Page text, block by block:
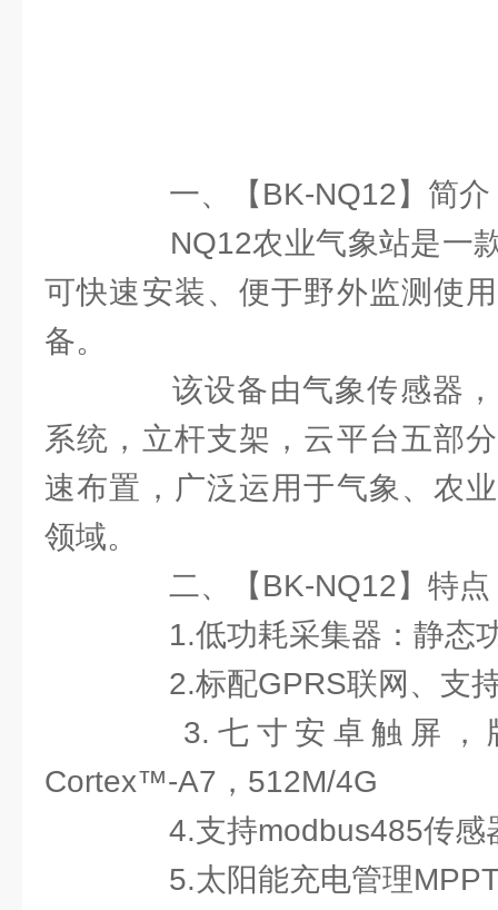
一、【BK-NQ12】简介
NQ12农业气象站是一款
可快速安装、便于野外监测使
备。
该设备由气象传感器，
系统，立杆支架，云平台五部
速布置，广泛运用于气象、农
领域。
二、【BK-NQ12】特点
1.低功耗采集器：静态
2.标配GPRS联网、支持
3.七寸安卓触屏，
Cortex™-A7，512M/4G
4.支持modbus485传感
5.太阳能充电管理MPPT